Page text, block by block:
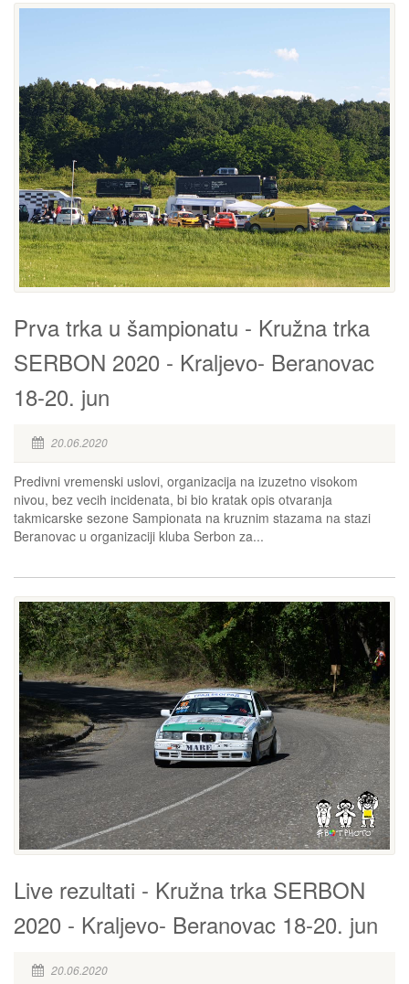
Prva trka u šampionatu - Kružna trka
SERBON 2020 - Kraljevo- Beranovac
18-20. jun
20.06.2020
Predivni vremenski uslovi, organizacija na izuzetno visokom
nivou, bez vecih incidenata, bi bio kratak opis otvaranja
takmicarske sezone Sampionata na kruznim stazama na stazi
Beranovac u organizaciji kluba Serbon za...
Live rezultati - Kružna trka SERBON
2020 - Kraljevo- Beranovac 18-20. jun
20.06.2020